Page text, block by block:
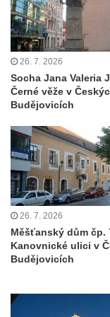
Pamětní deska
severně od
Obrázek
Huberta
Obrázek
Busta Jana
čp. 37 v
Socha ležícího
Socha Medvídě
Sochy Ležící
Sochy Ptáci v
Socha Skupina
26. 7. 2026
Socha Jana Valeria
Černé věže v
Budějovicích
26. 7. 2026
Měšťanský dům čp.
Kanovnické ulici v
Budějovicích